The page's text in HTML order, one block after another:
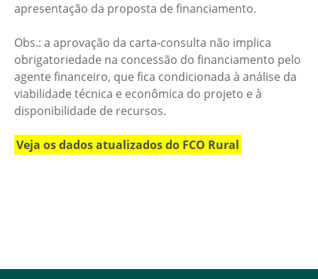
apresentação da proposta de financiamento.
Obs.: a aprovação da carta-consulta não implica
obrigatoriedade na concessão do financiamento pelo
agente financeiro, que fica condicionada à análise da
viabilidade técnica e econômica do projeto e à
disponibilidade de recursos.
Veja os dados atualizados do FCO Rural